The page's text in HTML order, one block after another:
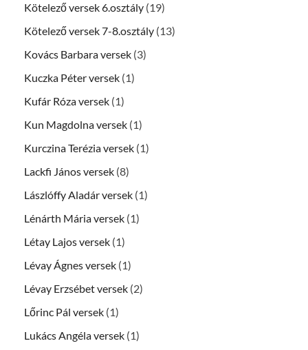
Kötelező versek 6.osztály (19)
Kötelező versek 7-8.osztály (13)
Kovács Barbara versek (3)
Kuczka Péter versek (1)
Kufár Róza versek (1)
Kun Magdolna versek (1)
Kurczina Terézia versek (1)
Lackfi János versek (8)
Lászlóffy Aladár versek (1)
Lénárth Mária versek (1)
Létay Lajos versek (1)
Lévay Ágnes versek (1)
Lévay Erzsébet versek (2)
Lőrinc Pál versek (1)
Lukács Angéla versek (1)